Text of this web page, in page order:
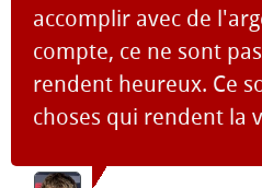
accomplir avec de
compte, ce ne sont
rendent heureux. Ce
choses qui rendent la